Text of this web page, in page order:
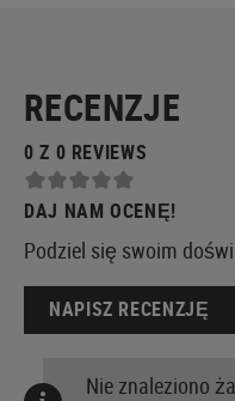
RECENZJE
0 Z 0 REVIEWS
DAJ NAM OCENĘ!
Podziel się swoim
NAPISZ RECENZJĘ
Nie znaleziono